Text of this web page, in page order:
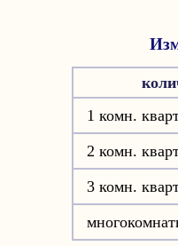
1 комн.
2 комн.
3 комн.